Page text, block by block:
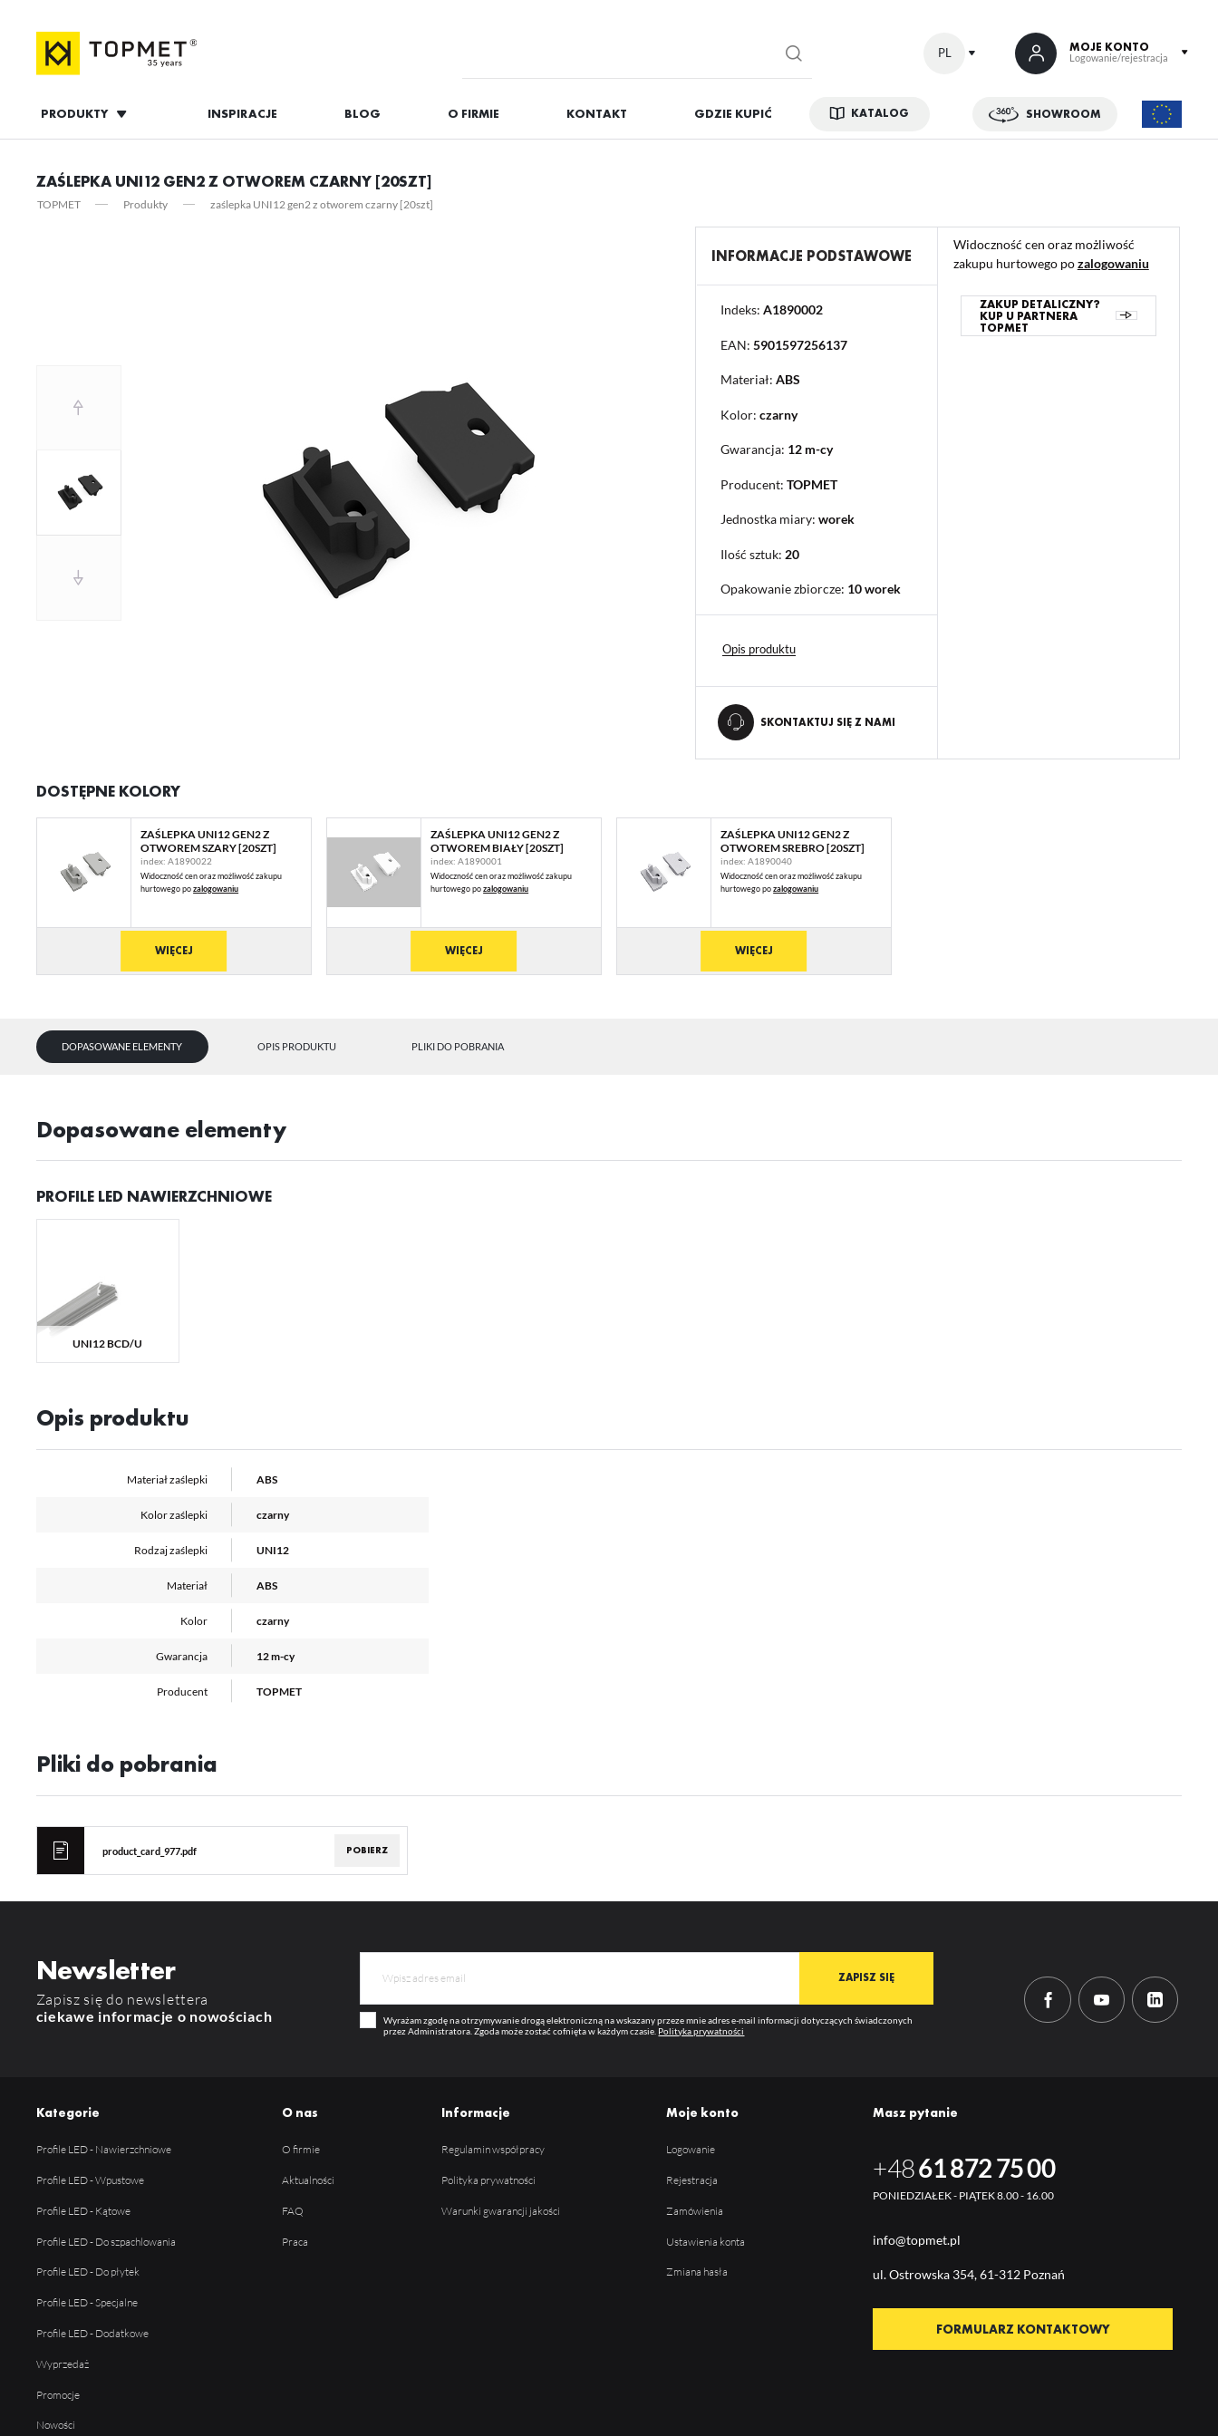
PL MOJE KONTO
Logowanie/rejestracja
PRODUKTY INSPIRACJE BLOG O FIRMIE KONTAKT GDZIE KUPIĆ KATALOG SHOWROOM
brak konieczności wprowadzania swoich danych przy kolejnych zakupach
możliwość otrzymania rabatów i kuponów promocyjnych
ZAŚLEPKA UNI12 GEN2 Z OTWOREM CZARNY [20SZT]
TOPMET Produkty zaślepka UNI12 gen2 z otworem czarny [20szt]
INFORMACJE PODSTAWOWE
Indeks: A1890002
EAN: 5901597256137
Materiał: ABS
Kolor: czarny
Gwarancja: 12 m-cy
Producent: TOPMET
Jednostka miary: worek
Ilość sztuk: 20
Opakowanie zbiorcze: 10 worek
Opis produktu
SKONTAKTUJ SIĘ Z NAMI
Widoczność cen oraz możliwość
zakupu hurtowego pozalogowaniu
ZAKUP DETALICZNY?
KUP U PARTNERA
TOPMET
DOSTĘPNE KOLORY
ZAŚLEPKA UNI12 GEN2 Z
OTWOREM SZARY [20SZT]
index: A1890022
Widoczność cen oraz możliwość zakupu
hurtowego pozalogowaniu
WIĘCEJ
ZAŚLEPKA UNI12 GEN2 Z
OTWOREM BIAŁY [20SZT]
index: A1890001
Widoczność cen oraz możliwość zakupu
hurtowego pozalogowaniu
WIĘCEJ
ZAŚLEPKA UNI12 GEN2 Z
OTWOREM SREBRO [20SZT]
index: A1890040
Widoczność cen oraz możliwość zakupu
hurtowego pozalogowaniu
WIĘCEJ
DOPASOWANE ELEMENTY OPIS PRODUKTU PLIKI DO POBRANIA
Dopasowane elementy
PROFILE LED NAWIERZCHNIOWE
UNI12 BCD/U
Opis produktu
Materiał zaślepki ABS
Kolor zaślepki czarny
Rodzaj zaślepki UNI12
Materiał ABS
Kolor czarny
Gwarancja 12 m-cy
Producent TOPMET
Pliki do pobrania
product_card_977.pdf POBIERZ
Newsletter
Zapisz się do newslettera
ciekawe informacje o nowościach
Wyrażam zgodę na otrzymywanie drogą elektroniczną na wskazany przeze mnie adres e-mail informacji dotyczących świadczonych
przez Administratora. Zgoda może zostać cofnięta w każdym czasie. Polityka prywatności
Kategorie
Profile LED - Nawierzchniowe
Profile LED - Wpustowe
Profile LED - Kątowe
Profile LED - Do szpachlowania
Profile LED - Do płytek
Profile LED - Specjalne
Profile LED - Dodatkowe
Wyprzedaż
Promocje
Nowości
O nas
O firmie
Aktualności
FAQ
Praca
Informacje
Regulamin współpracy
Polityka prywatności
Warunki gwarancji jakości
Moje konto
Logowanie
Rejestracja
Zamówienia
Ustawienia konta
Zmiana hasła
Masz pytanie
+4861 872 75 00
PONIEDZIAŁEK - PIĄTEK 8.00 - 16.00
info@topmet.pl
ul. Ostrowska 354, 61-312 Poznań
FORMULARZ KONTAKTOWY